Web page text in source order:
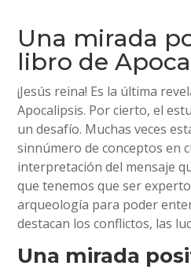
Una mirada
libro de
¡Jesús reina! Es la última
Apocalipsis. Por cierto, el
un desafío. Muchas veces
sinnúmero de conceptos en
interpretación del mensaje
que tenemos que ser
arqueología para poder
destacan los conflictos, las
Una mirada